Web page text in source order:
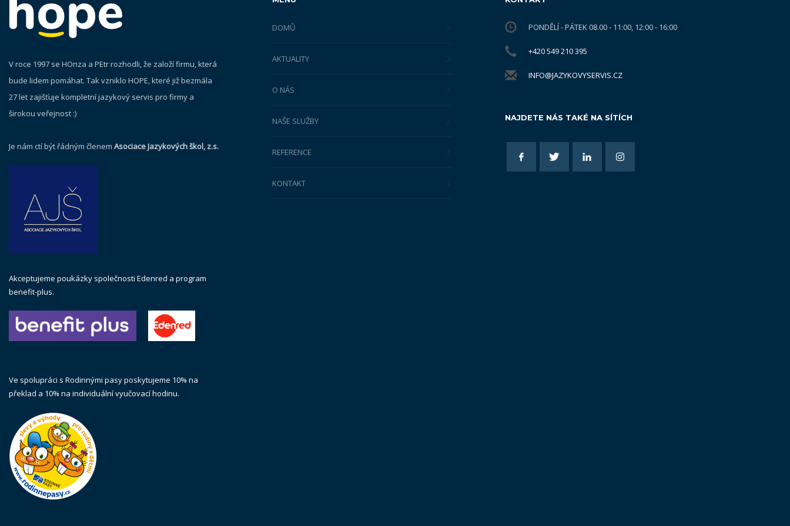
V roce 1997 se HOnza a PEtr rozhodli, že založí firmu, která
bude lidem pomáhat. Tak vzniklo HOPE, které již bezmála
27 let zajišťuje kompletní jazykový servis pro firmy a
širokou veřejnost :)
Je nám ctí být řádným členem Asociace Jazykových škol, z.s.
Akceptujeme poukázky společnosti Edenred a program
benefit-plus.
Ve spolupráci s Rodinnými pasy poskytujeme 10% na
překlad a 10% na individuální vyučovací hodinu.
DOMŮ
AKTUALITY
O NÁS
NAŠE SLUŽBY
REFERENCE
KONTAKT
PONDĚLÍ - PÁTEK 08.00 - 11:00, 12:00 - 16:00
+420 549 210 395
INFO@JAZYKOVYSERVIS.CZ
NAJDETE NÁS TAKÉ NA SÍTÍCH